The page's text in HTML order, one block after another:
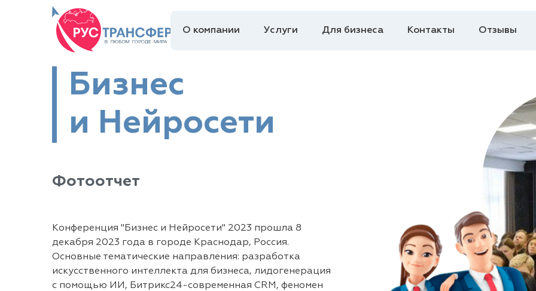
О компании Услуги Для бизнеса Контакты Отзывы
Бизнес
и Нейросети
Фотоотчет
Конференция "Бизнес и Нейросети" 2023 прошла 8
декабря 2023 года в городе Краснодар, Россия.
Основные тематические направления: разработка
искусственного интеллекта для бизнеса, лидогенерация
с помощью ИИ, Битрикс24-современная CRM, феномен